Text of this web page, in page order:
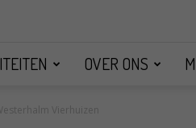
OVER ONS
Vierhuizen